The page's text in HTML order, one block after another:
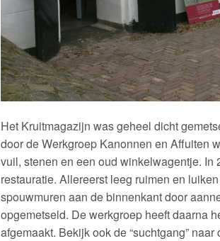
Het Kruitmagazijn was geheel dicht
door de Werkgroep Kanonnen en Affuiten
vuil, stenen en een oud winkelwagentje. In
restauratie. Allereerst leeg ruimen en
spouwmuren aan de binnenkant door
opgemetseld. De werkgroep heeft daarna
afgemaakt. Bekijk ook de “suchtgang” naar